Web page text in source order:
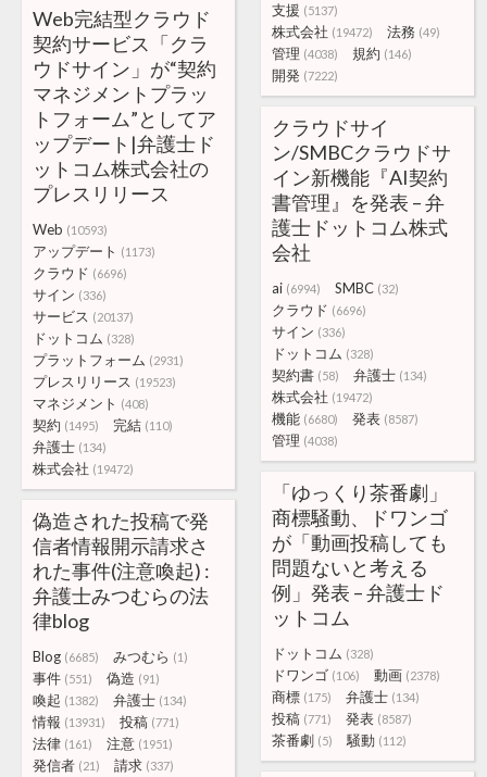
支援 (5137)
株式会社 (19472) 法務 (49)
管理 (4038) 規約 (146)
開発 (7222)
Web完結型クラウド
契約サービス「クラ
ウドサイン」が“契約
マネジメントプラッ
トフォーム”としてア
ップデート|弁護士ド
ットコム株式会社の
プレスリリース
Web (10593)
アップデート (1173)
クラウド (6696)
サイン (336)
サービス (20137)
ドットコム (328)
プラットフォーム (2931)
プレスリリース (19523)
マネジメント (408)
契約 (1495) 完結 (110)
弁護士 (134)
株式会社 (19472)
クラウドサイ
ン/SMBCクラウドサ
イン新機能『AI契約
書管理』を発表 – 弁
護士ドットコム株式
会社
ai (6994) SMBC (32)
クラウド (6696)
サイン (336)
ドットコム (328)
契約書 (58) 弁護士 (134)
株式会社 (19472)
機能 (6680) 発表 (8587)
管理 (4038)
「ゆっくり茶番劇」
商標騒動、ドワンゴ
が「動画投稿しても
問題ないと考える
例」発表 – 弁護士ド
ットコム
ドットコム (328)
ドワンゴ (106) 動画 (2378)
商標 (175) 弁護士 (134)
投稿 (771) 発表 (8587)
茶番劇 (5) 騒動 (112)
偽造された投稿で発
信者情報開示請求さ
れた事件(注意喚起) :
弁護士みつむらの法
律blog
Blog (6685) みつむら (1)
事件 (551) 偽造 (91)
喚起 (1382) 弁護士 (134)
情報 (13931) 投稿 (771)
法律 (161) 注意 (1951)
発信者 (21) 請求 (337)